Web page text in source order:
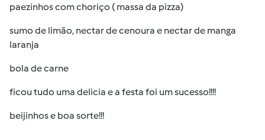
paezinhos com choriço ( massa da pizza)
sumo de limão, nectar de cenoura e nectar de manga
laranja
bola de carne
ficou tudo uma delicia e a festa foi um sucesso!!!!
beijinhos e boa sorte!!!